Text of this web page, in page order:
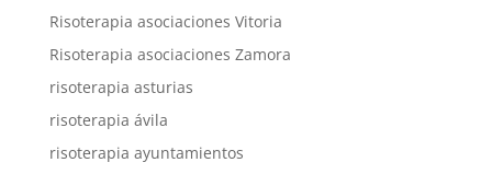
Risoterapia asociaciones Vitoria
Risoterapia asociaciones Zamora
risoterapia asturias
risoterapia ávila
risoterapia ayuntamientos